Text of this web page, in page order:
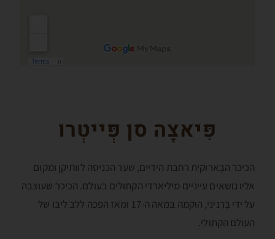
פִּיאצָה סן פְּייטְרו
הכיכר הבָּארוקית רחבת הידיים, שער הכניסה לוותיקן ומקום
אליו נושאים עייניים מיליארדי הקתולים בעולם. הכיכר שעוצבה
על ידי בֶּרְניני, הוקמה במאה ה-17 ומאז הפכה ללב ליבו של
העולם הקתולי.